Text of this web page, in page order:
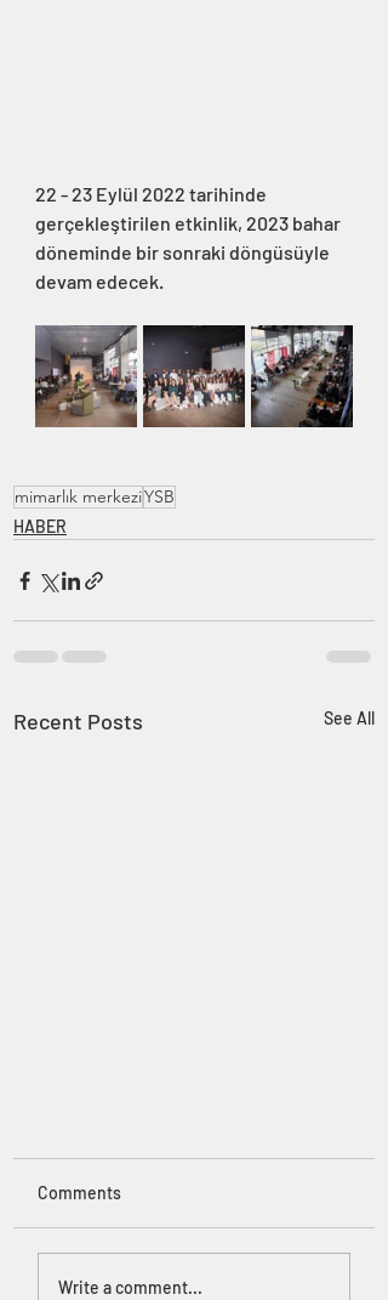
22 - 23 Eylül 2022 tarihinde
gerçekleştirilen etkinlik, 2023 bahar
döneminde bir sonraki döngüsüyle
devam edecek.
mimarlık merkeziYSB
HABER
Recent Posts See All
Comments
Write a comment...